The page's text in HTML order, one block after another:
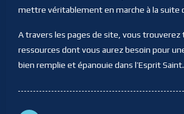
mettre véritablement en marche à la suite
A travers les pages de site, vous trouverez
ressources dont vous aurez besoin pour
bien remplie et épanouie dans l’Esprit Saint.